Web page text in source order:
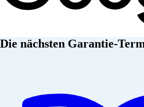
Die nächsten Garantie-